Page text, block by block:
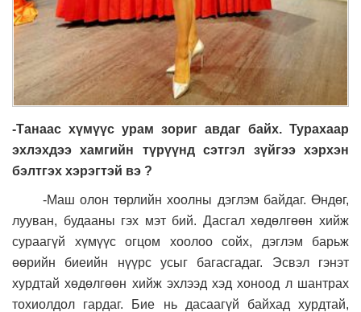
-Танаас хүмүүс урам зориг авдаг байх. Турахаар
эхлэхдээ хамгийн түрүүнд сэтгэл зүйгээ хэрхэн
бэлтгэх хэрэгтэй вэ ?
-Маш олон төрлийн хоолны дэглэм байдаг. Өндөг,
лууван, будааны гэх мэт бий. Дасгал хөдөлгөөн хийж
сураагүй хүмүүс огцом хоолоо сойх, дэглэм барьж
өөрийн биеийн нүүрс усыг багасгадаг. Эсвэл гэнэт
хурдтай хөдөлгөөн хийж эхлээд хэд хоноод л шантрах
тохиолдол гардаг. Бие нь дасаагүй байхад хурдтай,